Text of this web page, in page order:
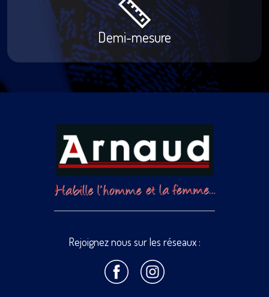
Demi-mesure
Rejoignez nous sur les réseaux :